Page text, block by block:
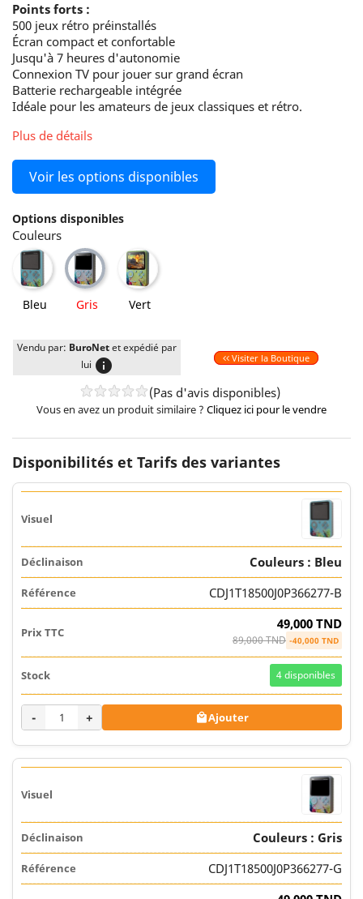
Points forts :
500 jeux rétro préinstallés
Écran compact et confortable
Jusqu'à 7 heures d'autonomie
Connexion TV pour jouer sur grand écran
Batterie rechargeable intégrée
Idéale pour les amateurs de jeux classiques et rétro.
Plus de détails
Voir les options disponibles
Options disponibles
Couleurs
Bleu
Bleu
Gris
Gris
Vert
Vert
Vendu par: BuroNetet expédié par
lui info Visiter la Boutique
(Pas d'avis disponibles)
Vous en avez un produit similaire ? Cliquez ici pour le vendre
Disponibilités et Tarifs des variantes
Couleurs : Bleu
CDJ1T18500J0P366277-B
49,000 TND
89,000 TND -40,000 TND
4disponibles
- + Ajouter
Couleurs : Gris
CDJ1T18500J0P366277-G